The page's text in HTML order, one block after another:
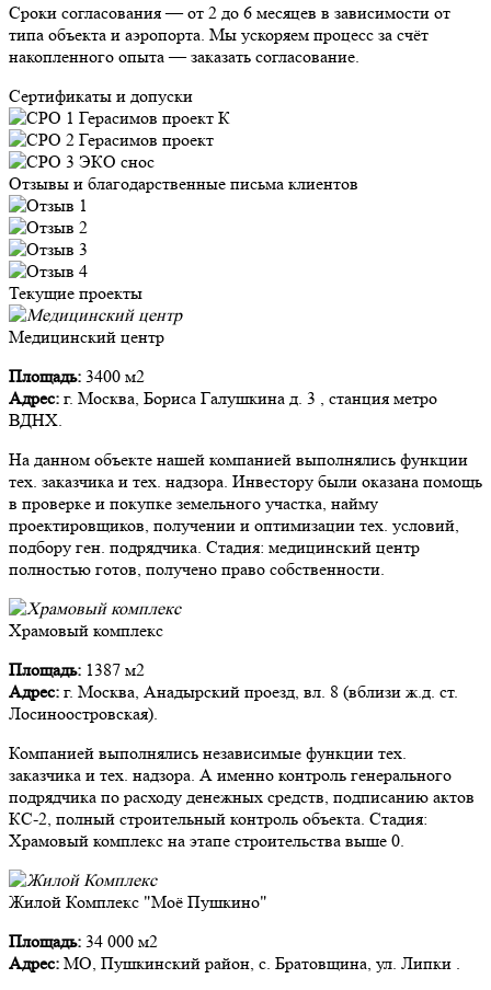
Сроки согласования — от 2 до 6 месяцев в зависимости от
типа объекта и аэропорта. Мы ускоряем процесс за счёт
накопленного опыта — заказать согласование.
Сертификаты и допуски
Отзывы и благодарственные письма клиентов
Текущие проекты
Медицинский центр
Площадь: 3400 м2
Адрес: г. Москва, Бориса Галушкина д. 3 , станция метро
ВДНХ.
На данном объекте нашей компанией выполнялись функции
тех. заказчика и тех. надзора. Инвестору были оказана помощь
в проверке и покупке земельного участка, найму
проектировщиков, получении и оптимизации тех. условий,
подбору ген. подрядчика. Стадия: медицинский центр
полностью готов, получено право собственности.
Храмовый комплекс
Площадь: 1387 м2
Адрес: г. Москва, Анадырский проезд, вл. 8 (вблизи ж.д. ст.
Лосиноостровская).
Компанией выполнялись независимые функции тех.
заказчика и тех. надзора. А именно контроль генерального
подрядчика по расходу денежных средств, подписанию актов
КС-2, полный строительный контроль объекта. Стадия:
Храмовый комплекс на этапе строительства выше 0.
Жилой Комплекс "Моё Пушкино"
Площадь: 34 000 м2
Адрес: МО, Пушкинский район, с. Братовщина, ул. Липки .